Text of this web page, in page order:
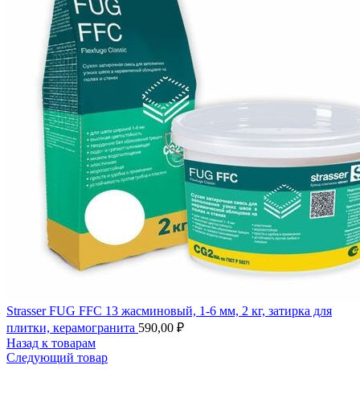
Strasser FUG FFC 13 жасминовый, 1-6 мм, 2 кг, затирка для
плитки, керамогранита 590,00 ₽
Назад к товарам
Следующий товар